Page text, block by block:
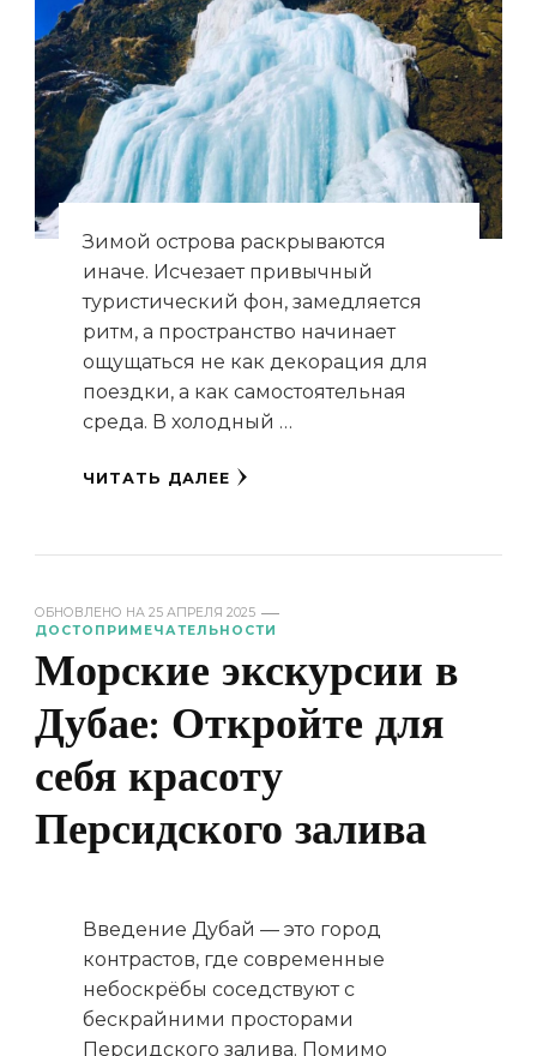
Зимой острова раскрываются
иначе. Исчезает привычный
туристический фон, замедляется
ритм, а пространство начинает
ощущаться не как декорация для
поездки, а как самостоятельная
среда. В холодный …
ЧИТАТЬ ДАЛЕЕ
ОБНОВЛЕНО НА 25 АПРЕЛЯ 2025
ДОСТОПРИМЕЧАТЕЛЬНОСТИ
Морские экскурсии в
Дубае: Откройте для
себя красоту
Персидского залива
Введение Дубай — это город
контрастов, где современные
небоскрёбы соседствуют с
бескрайними просторами
Персидского залива. Помимо